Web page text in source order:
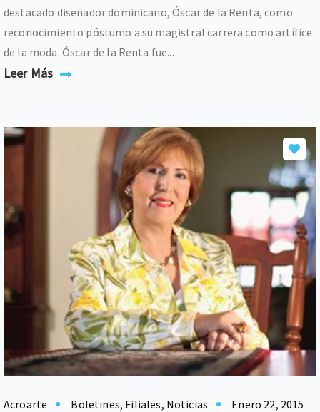
destacado diseñador dominicano, Óscar de la Renta, como
reconocimiento póstumo a su magistral carrera como artífice
de la moda. Óscar de la Renta fue...
Leer Más
Acroarte Boletines, Filiales, Noticias Enero 22, 2015